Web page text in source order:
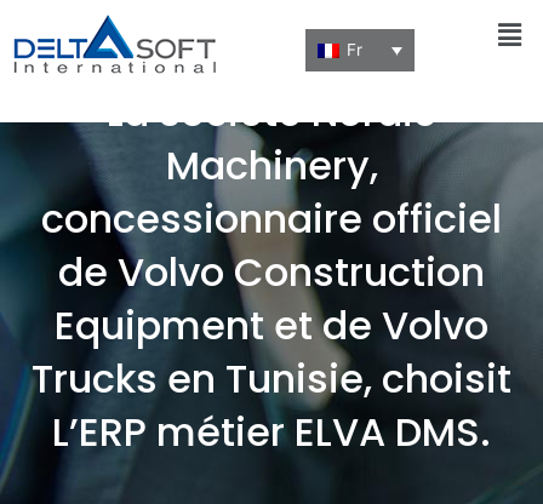
Fr
La société Nordic
Machinery,
concessionnaire officiel
de Volvo Construction
Equipment et de Volvo
Trucks en Tunisie, choisit
L’ERP métier ELVA DMS.